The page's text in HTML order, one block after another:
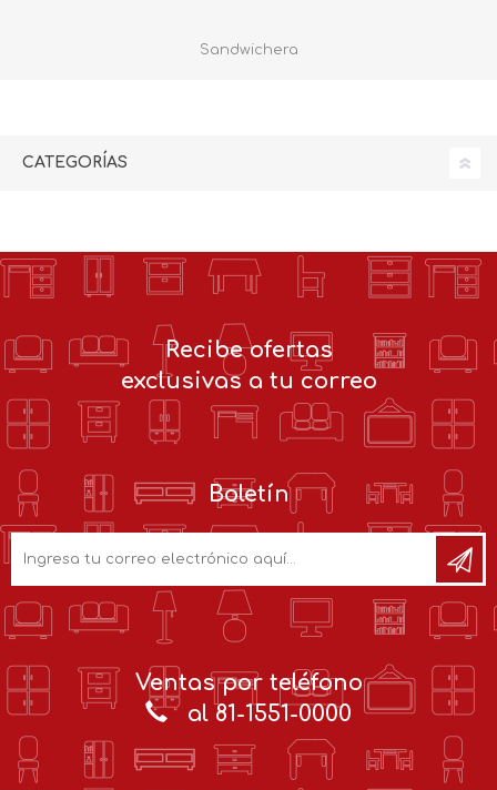
Sandwichera
CATEGORÍAS
Recibe ofertas
exclusivas a tu correo
Boletín
Ventas por teléfono
al 81-1551-0000